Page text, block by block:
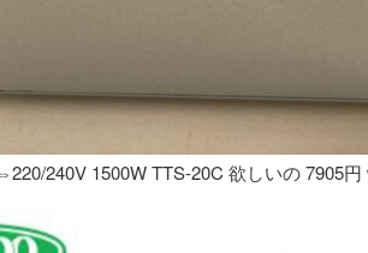
240V 1500W TTS-20C 欲しいの 7905円